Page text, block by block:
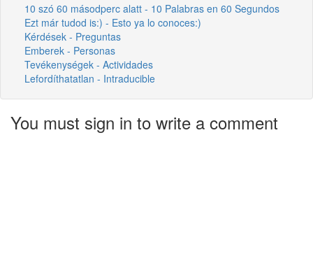
10 szó 60 másodperc alatt - 10 Palabras en 60 Segundos
Ezt már tudod is:) - Esto ya lo conoces:)
Kérdések - Preguntas
Emberek - Personas
Tevékenységek - Actividades
Lefordíthatatlan - Intraducible
You must sign in to write a comment